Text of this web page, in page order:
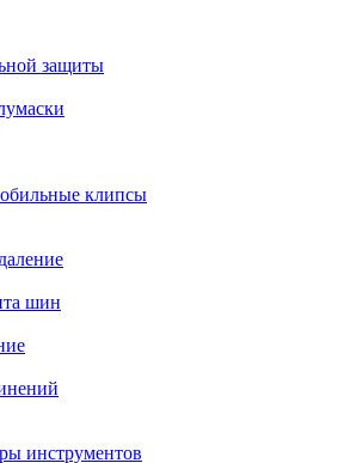
защиты
клипсы
шин
инструментов